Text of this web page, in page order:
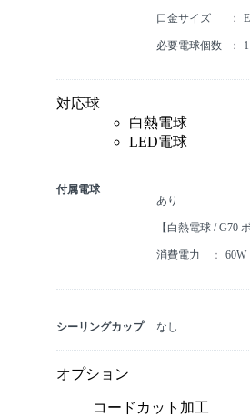
口金サイズ
必要電球個数 1
対応球
白熱電球
LED電球
付属電球
あり
【白熱電球 / G70
消費電力 60W
シーリングカップ なし
オプション
コードカット加工